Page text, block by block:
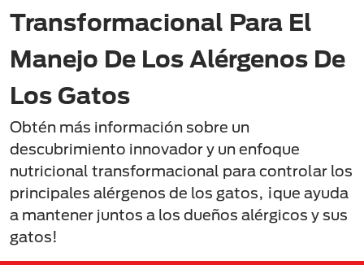
Transformacional Para El
Manejo De Los Alérgenos De
Los Gatos
Obtén más información sobre un
descubrimiento innovador y un enfoque
nutricional transformacional para controlar los
principales alérgenos de los gatos, ¡que ayuda
a mantener juntos a los dueños alérgicos y sus
gatos!